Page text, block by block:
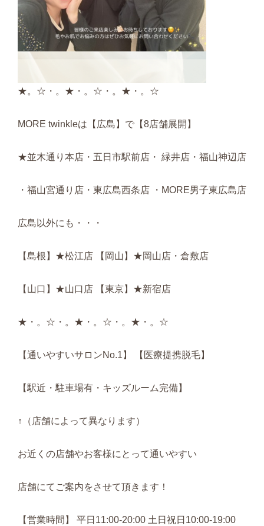
★。☆・。★・。☆・。★・。☆
MORE twinkleは【広島】で【8店舗展開】
★並木通り本店・五日市駅前店・ 緑井店・福山神辺店
・福山宮通り店・東広島西条店 ・MORE男子東広島店
広島以外にも・・・
【島根】★松江店 【岡山】★岡山店・倉敷店
【山口】★山口店 【東京】★新宿店
★・。☆・。★・。☆・。★・。☆
【通いやすいサロンNo.1】 【医療提携脱毛】
【駅近・駐車場有・キッズルーム完備】
↑（店舗によって異なります）
お近くの店舗やお客様にとって通いやすい
店舗にてご案内をさせて頂きます！
【営業時間】 平日11:00-20:00 土日祝日10:00-19:00